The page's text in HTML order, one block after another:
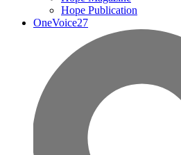
Hope Publication
OneVoice27